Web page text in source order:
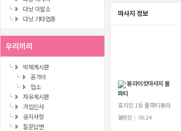
다낭 이발소
다낭 기타업종
우리끼리
박제게시판
꽁가이
업소
자유게시판
가입인사
공지사항
질문답변
마사지 정보
봉라이캇마사지 풀
파티
호치민 1등 풀파티봉라
이캇마사지 Bồng Lai
꿀방장 | 06.24